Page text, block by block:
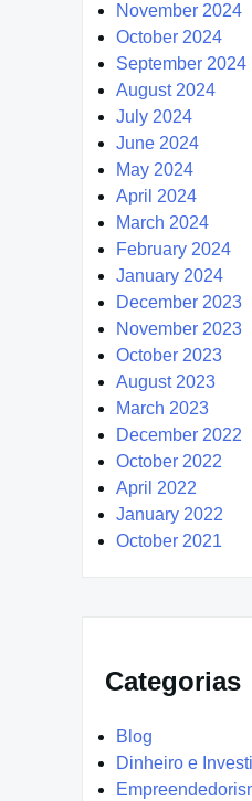
November 2024
October 2024
September 2024
August 2024
July 2024
June 2024
May 2024
April 2024
March 2024
February 2024
January 2024
December 2023
November 2023
October 2023
August 2023
March 2023
December 2022
October 2022
April 2022
January 2022
October 2021
Categorias
Blog
Dinheiro e